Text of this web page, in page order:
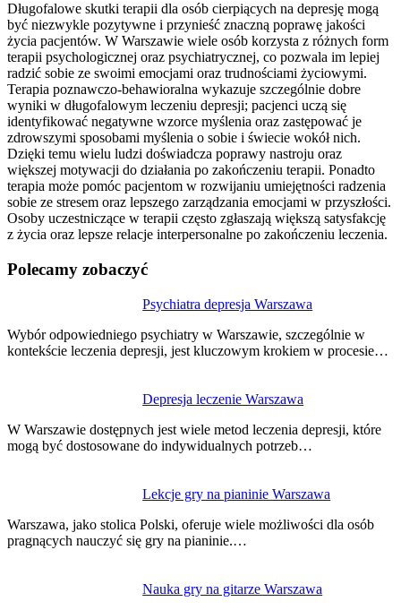
Długofalowe skutki terapii dla osób cierpiących na depresję mogą
być niezwykle pozytywne i przynieść znaczną poprawę jakości
życia pacjentów. W Warszawie wiele osób korzysta z różnych form
terapii psychologicznej oraz psychiatrycznej, co pozwala im lepiej
radzić sobie ze swoimi emocjami oraz trudnościami życiowymi.
Terapia poznawczo-behawioralna wykazuje szczególnie dobre
wyniki w długofalowym leczeniu depresji; pacjenci uczą się
identyfikować negatywne wzorce myślenia oraz zastępować je
zdrowszymi sposobami myślenia o sobie i świecie wokół nich.
Dzięki temu wielu ludzi doświadcza poprawy nastroju oraz
większej motywacji do działania po zakończeniu terapii. Ponadto
terapia może pomóc pacjentom w rozwijaniu umiejętności radzenia
sobie ze stresem oraz lepszego zarządzania emocjami w przyszłości.
Osoby uczestniczące w terapii często zgłaszają większą satysfakcję
z życia oraz lepsze relacje interpersonalne po zakończeniu leczenia.
Polecamy zobaczyć
Psychiatra depresja Warszawa
Wybór odpowiedniego psychiatry w Warszawie, szczególnie w
kontekście leczenia depresji, jest kluczowym krokiem w procesie…
Depresja leczenie Warszawa
W Warszawie dostępnych jest wiele metod leczenia depresji, które
mogą być dostosowane do indywidualnych potrzeb…
Lekcje gry na pianinie Warszawa
Warszawa, jako stolica Polski, oferuje wiele możliwości dla osób
pragnących nauczyć się gry na pianinie.…
Nauka gry na gitarze Warszawa
wpisu